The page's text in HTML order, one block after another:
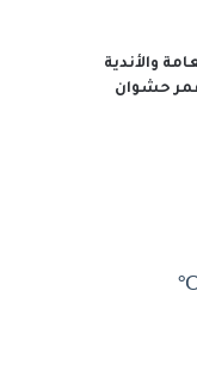
والأندية
حشوان
℃